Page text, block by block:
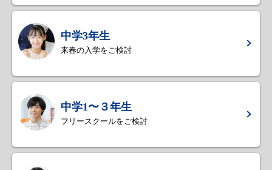
中学3年生
来春の入学をご検討
中学1〜３年生
フリースクールをご検討